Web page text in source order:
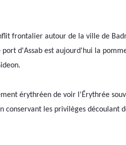
frontalier autour de la ville de
d'Assab est aujourd'hui la
érythréen de voir l'Érythrée
conservant les privilèges découlant